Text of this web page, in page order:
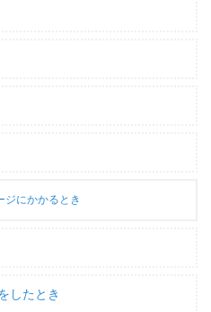
ジにかかるとき
したとき